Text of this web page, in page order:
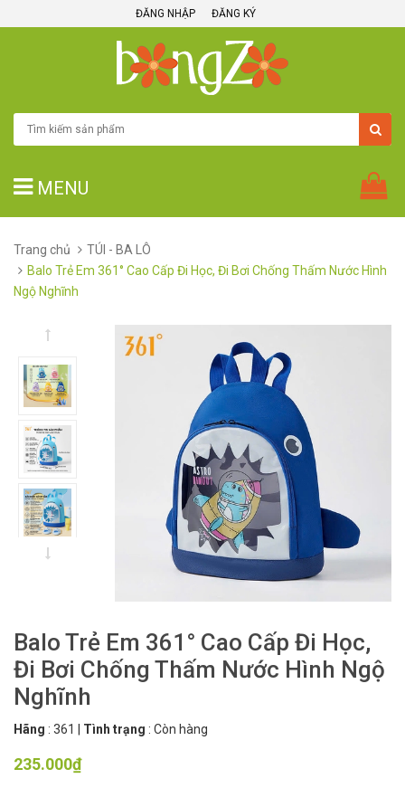
ĐĂNG NHẬP ĐĂNG KÝ
MENU
Trang chủ
TÚI - BA LÔ
Balo Trẻ Em 361° Cao Cấp Đi Học, Đi Bơi Chống Thấm Nước Hình
Ngộ Nghĩnh
Balo Trẻ Em 361° Cao Cấp Đi Học,
Đi Bơi Chống Thấm Nước Hình Ngộ
Nghĩnh
Hãng : 361 Tình trạng : Còn hàng
235.000₫